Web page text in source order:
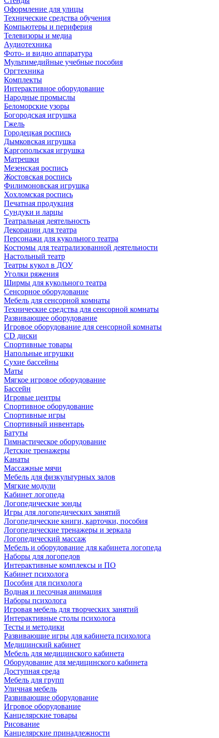
Оформление для улицы
Технические средства обучения
Компьютеры и периферия
Телевизоры и медиа
Аудиотехника
Фото- и видио аппаратура
Мультимедийные учебные пособия
Оргтехника
Комплекты
Интерактивное оборудование
Народные промыслы
Беломорские узоры
Богородская игрушка
Гжель
Городецкая роспись
Дымковская игрушка
Каргопольская игрушка
Матрешки
Мезенская роспись
Жостовская роспись
Филимоновская игрушка
Хохломская роспись
Печатная продукция
Сундуки и ларцы
Театральная деятельность
Декорации для театра
Персонажи для кукольного театра
Костюмы для театрализованной деятельности
Настольный театр
Театры кукол в ДОУ
Уголки ряжения
Ширмы для кукольного театра
Сенсорное оборудование
Мебель для сенсорной комнаты
Технические средства для сенсорной комнаты
Развивающее оборудование
Игровое оборудование для сенсорной комнаты
CD диски
Спортивные товары
Напольные игрушки
Сухие бассейны
Маты
Мягкое игровое оборудование
Бассейн
Игровые центры
Спортивное оборудование
Спортивные игры
Спортивный инвентарь
Батуты
Гимнастическое оборудование
Детские тренажеры
Канаты
Массажные мячи
Мебель для физкультурных залов
Мягкие модули
Кабинет логопеда
Логопедические зонды
Игры для логопедических занятий
Логопедические книги, карточки, пособия
Логопедические тренажеры и зеркала
Логопедический массаж
Мебель и оборудование для кабинета логопеда
Наборы для логопедов
Интерактивные комплексы и ПО
Кабинет психолога
Пособия для психолога
Водная и песочная анимация
Наборы психолога
Игровая мебель для творческих занятий
Интерактивные столы психолога
Тесты и методики
Развивающие игры для кабинета психолога
Медицинский кабинет
Мебель для медицинского кабинета
Оборудование для медицинского кабинета
Доступная среда
Мебель для групп
Уличная мебель
Развивающие оборудование
Игровое оборудование
Канцелярские товары
Рисование
Канцелярские принадлежности